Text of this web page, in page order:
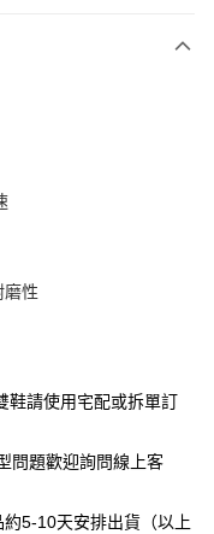
支付方式。 讓您購物簡單
。
磨性
鞋請使用宅配或拆單訂
問題歡迎詢問線上客
5-10天安排出貨（以上